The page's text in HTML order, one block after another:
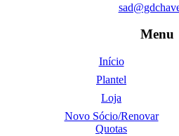
Menu
Início
Plantel
Loja
Novo Sócio/Renovar
Quotas